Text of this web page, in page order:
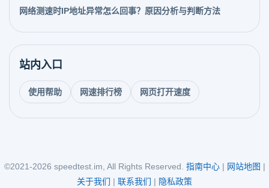
网络测速时IP地址异常怎么回事？原因分析与判断方法
站内入口
使用帮助 网速排行榜 网页打开速度
©2021-2026 speedtest.im, All Rights Reserved. 指南中心| 网站地图 |
关于我们 | 联系我们 | 隐私政策